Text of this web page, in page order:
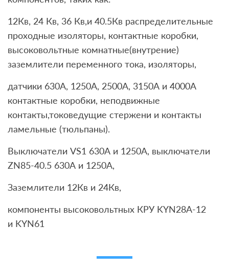
12Кв, 24 Кв, 36 Кв,и 40.5Кв распределительные
проходные изоляторы, контактные коробки,
высоковольтные комнатные(внутрение)
заземлители переменного тока, изоляторы,
датчики 630А, 1250A, 2500А, 3150А и 4000А
контактные коробки, неподвижные
контакты,токоведущие стержени и контакты
ламельные (тюльпаны).
Выключатели VS1 630А и 1250А, выключатели
ZN85-40.5 630А и 1250А,
Заземлители 12Кв и 24Кв,
компоненты высоковольтных КРУ KYN28A-12
и KYN61